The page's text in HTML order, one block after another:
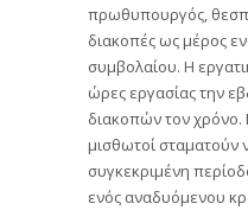
πρωθυπουργός,
διακοπές ως μέρος
συμβολαίου. Η
ώρες εργασίας την
διακοπών τον χρόνο.
μισθωτοί σταματούν
συγκεκριμένη
ενός αναδυόμενου